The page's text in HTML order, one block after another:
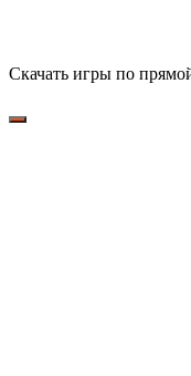
Скачать игры по